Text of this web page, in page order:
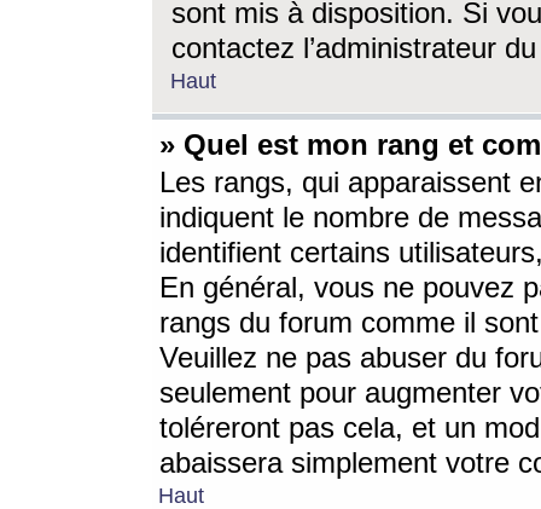
sont mis à disposition. Si
contactez l’administrateur
Haut
» Quel est mon rang et
Les rangs, qui apparaissent
indiquent le nombre de
identifient certains
En général, vous ne pouvez
rangs du forum comme il
Veuillez ne pas abuser du
seulement pour augmenter
toléreront pas cela, et un
abaissera simplement votre
Haut